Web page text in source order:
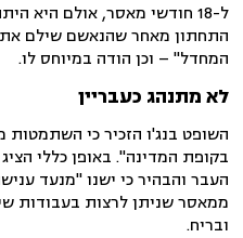
ל-18 חודשי מאסר, אולם היא
התחתון מאחר שהנאשם שילם
המחדל" – וכן הודה במיוחס לו.
לא מתנהג כעבריין
השופט בנג'ו הזכיר כי
בקופת המדינה". באופן כללי
העבר והבהיר כי ישנו "מנעד
ממאסר שניתן לרצות בעבודות
ובריח.